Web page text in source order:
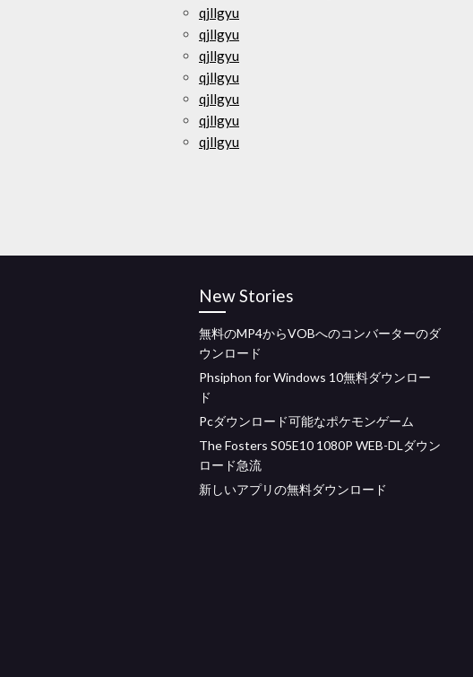
qjllgyu
qjllgyu
qjllgyu
qjllgyu
qjllgyu
qjllgyu
qjllgyu
New Stories
無料のMP4からVOBへのコンバーターのダ
ウンロード
Phsiphon for Windows 10無料ダウンロー
ド
Pcダウンロード可能なポケモンゲーム
The Fosters S05E10 1080P WEB-DLダウン
ロード急流
新しいアプリの無料ダウンロード